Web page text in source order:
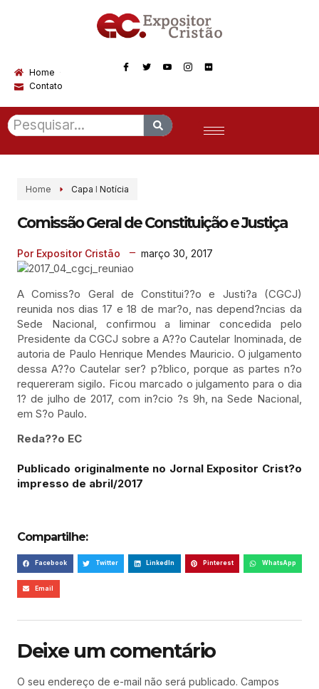
Home
Contato
Home Capa I Notícia
Comissão Geral de Constituição e Justiça
Por Expositor Cristão março 30, 2017
A Comiss?o Geral de Constitui??o e Justi?a (CGCJ)
reunida nos dias 17 e 18 de mar?o, nas depend?ncias da
Sede Nacional, confirmou a liminar concedida pelo
Presidente da CGCJ sobre a A??o Cautelar Inominada, de
autoria de Paulo Henrique Mendes Mauricio. O julgamento
dessa A??o Cautelar ser? p?blico, porque as partes n?o
requereram sigilo. Ficou marcado o julgamento para o dia
1? de julho de 2017, com in?cio ?s 9h, na Sede Nacional,
em S?o Paulo.
Reda??o EC
Publicado originalmente no Jornal Expositor Crist?o
impresso de abril/2017
Compartilhe:
Facebook Twitter LinkedIn Pinterest WhatsApp
Email
Deixe um comentário
O seu endereço de e-mail não será publicado. Campos